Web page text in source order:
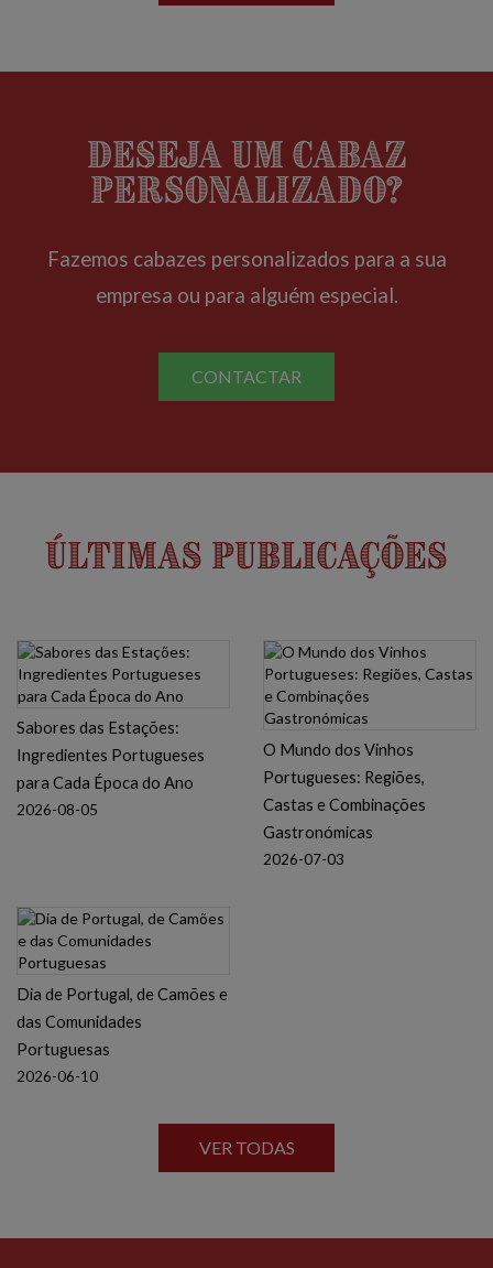
Deseja um cabaz
personalizado?
Fazemos cabazes personalizados para a sua
empresa ou para alguém especial.
CONTACTAR
Últimas Publicações
Sabores das Estações:
Ingredientes Portugueses
para Cada Época do Ano
2026-08-05
O Mundo dos Vinhos
Portugueses: Regiões,
Castas e Combinações
Gastronómicas
2026-07-03
Dia de Portugal, de Camões e
das Comunidades
Portuguesas
2026-06-10
VER TODAS